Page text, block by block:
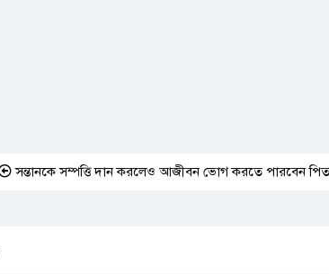
সম্পত্তি দান করলেও আজীবন ভোগ করতে পারবেন পিতা-